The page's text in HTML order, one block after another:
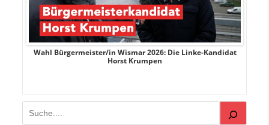
Wahl Bürgermeister/in Wismar 2026: Die Linke-Kandidat
Horst Krumpen
Suchen